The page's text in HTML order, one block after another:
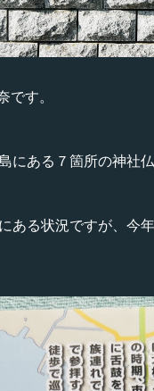
す。
にある７箇所の神社
ある状況ですが、今